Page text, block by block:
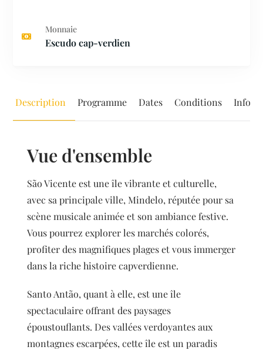
Monnaie
Escudo cap-verdien
Description Programme Dates Conditions
Vue d'ensemble
São Vicente est une île vibrante et culturelle,
avec sa principale ville, Mindelo, réputée pour sa
scène musicale animée et son ambiance festive.
Vous pourrez explorer les marchés colorés,
profiter des magnifiques plages et vous immerger
dans la riche histoire capverdienne.
Santo Antão, quant à elle, est une île
spectaculaire offrant des paysages
époustouflants. Des vallées verdoyantes aux
montagnes escarpées, cette île est un paradis